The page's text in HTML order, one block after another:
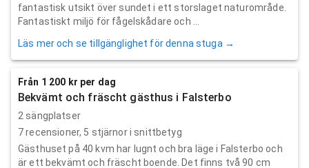
fantastisk utsikt över sundet i ett storslaget naturområde.
Fantastiskt miljö för fågelskådare och ...
Läs mer och se tillgänglighet för denna stuga →
Från 1 200 kr per dag
Bekvämt och fräscht gästhus i Falsterbo
2 sängplatser
7recensioner, 5 stjärnor i snittbetyg
Gästhuset på 40 kvm har lugnt och bra läge i Falsterbo och
är ett bekvämt och fräscht boende. Det finns två 90 cm